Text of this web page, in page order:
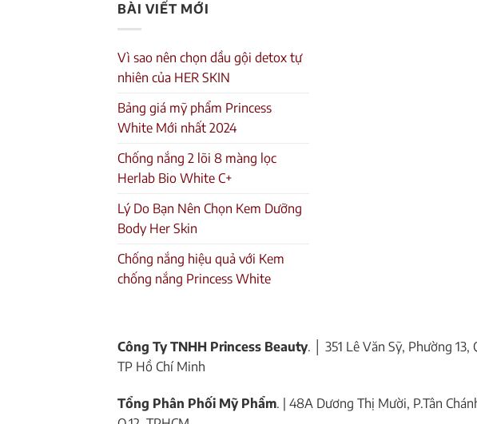
BÀI VIẾT MỚI
Vì sao nên chọn dầu gội detox tự
nhiên của HER SKIN
Bảng giá mỹ phẩm Princess
White Mới nhất 2024
Chống nắng 2 lõi 8 màng lọc
Herlab Bio White C+
Lý Do Bạn Nên Chọn Kem Dưỡng
Body Her Skin
Chống nắng hiệu quả với Kem
chống nắng Princess White
Công Ty TNHH Princess Beauty. │ 351 Lê Văn Sỹ, Phường 13,
TP Hồ Chí Minh
Tổng Phân Phối Mỹ Phẩm. | 48A Dương Thị Mười, P.Tân